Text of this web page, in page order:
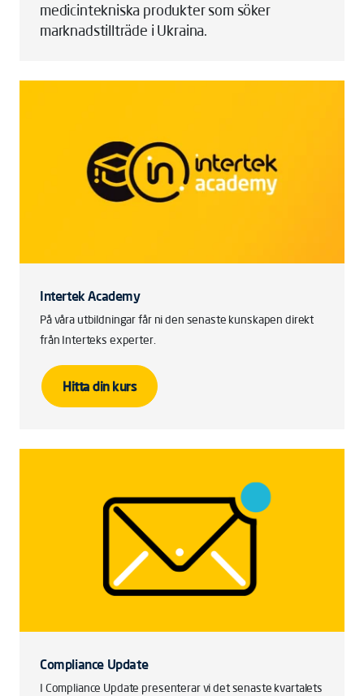
medicintekniska produkter som söker
marknadstillträde i Ukraina.
Intertek Academy
På våra utbildningar får ni den senaste kunskapen direkt
från Interteks experter.
Hitta din kurs
Compliance Update
I Compliance Update presenterar vi det senaste kvartalets